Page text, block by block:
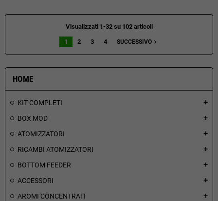
HOME
KIT COMPLETI add
BOX MOD add
ATOMIZZATORI add
RICAMBI ATOMIZZATORI add
BOTTOM FEEDER add
ACCESSORI add
AROMI CONCENTRATI add
Visualizzati 1-32 su 102 articoli
1 2 3 4 SUCCESSIVO navigate_next